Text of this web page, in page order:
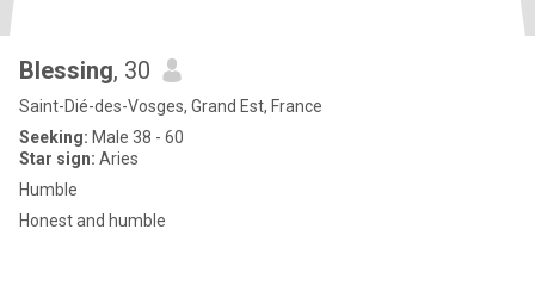
Blessing, 30
Saint-Dié-des-Vosges, Grand Est, France
Seeking: Male 38 - 60
Star sign: Aries
Humble
Honest and humble